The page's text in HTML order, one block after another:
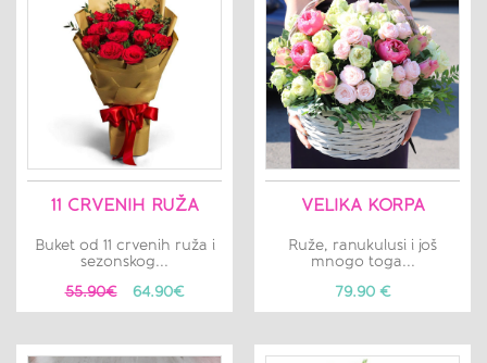
11 CRVENIH RUŽA
Buket od 11 crvenih ruža i
sezonskog...
55.90€
64.90€
VELIKA KORPA
Ruže, ranukulusi i još
mnogo toga...
79.90 €